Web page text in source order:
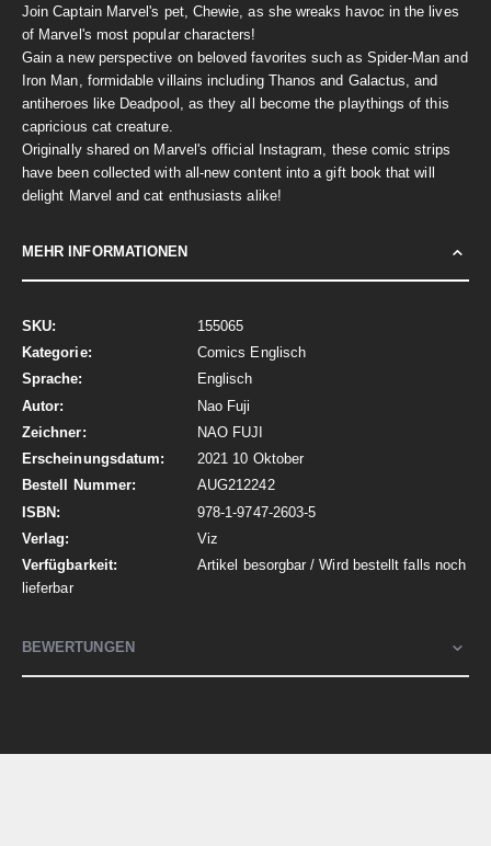
Join Captain Marvel's pet, Chewie, as she wreaks havoc in the lives
of Marvel's most popular characters!
Gain a new perspective on beloved favorites such as Spider-Man and
Iron Man, formidable villains including Thanos and Galactus, and
antiheroes like Deadpool, as they all become the playthings of this
capricious cat creature.
Originally shared on Marvel's official Instagram, these comic strips
have been collected with all-new content into a gift book that will
delight Marvel and cat enthusiasts alike!
MEHR INFORMATIONEN
Mehr
Informationen
155065
Comics Englisch
Englisch
Nao Fuji
NAO FUJI
2021 10 Oktober
AUG212242
978-1-9747-2603-5
Viz
Artikel besorgbar / Wird bestellt falls noch
lieferbar
BEWERTUNGEN